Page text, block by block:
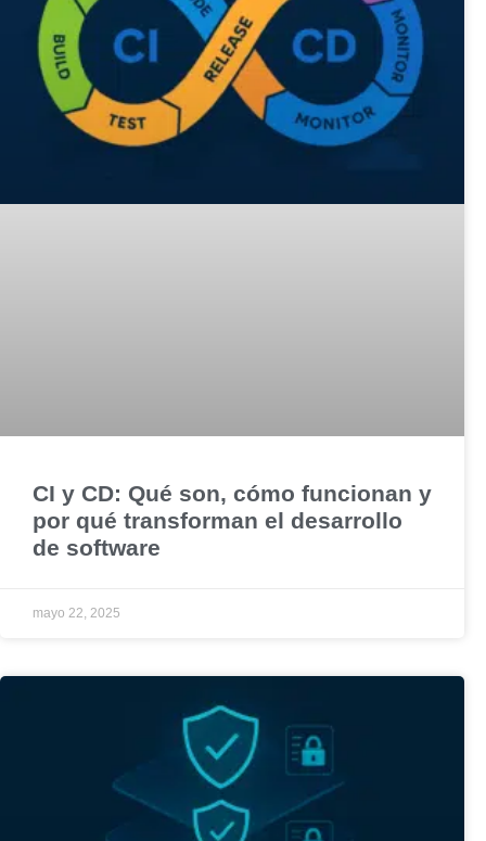
CI y CD: Qué son, cómo funcionan y
por qué transforman el desarrollo
de software
mayo 22, 2025